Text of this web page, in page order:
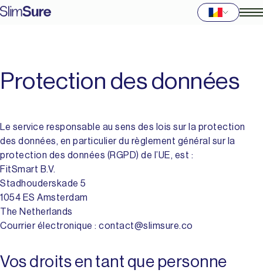
Protection des données
Le service responsable au sens des lois sur la protection
des données, en particulier du règlement général sur la
protection des données (RGPD) de l’UE, est :
FitSmart B.V.
Stadhouderskade 5
1054 ES Amsterdam
The Netherlands
Courrier électronique : contact@slimsure.co
Vos droits en tant que personne